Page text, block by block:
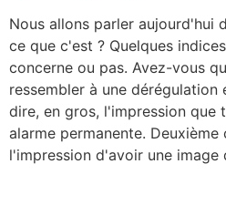
Nous allons parler aujourd'hui
ce que c'est ? Quelques
concerne ou pas. Avez-vous
ressembler à une
dire, en gros, l'impression que
alarme permanente.
l'impression d'avoir une